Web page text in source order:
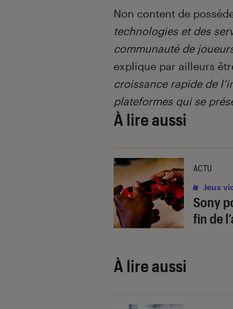
Non content de
technologies et des
communauté de
explique par ailleurs
croissance rapide de
plateformes qui se
À lire aussi
Sony
fin de
ACTU
Jeux
À lire aussi